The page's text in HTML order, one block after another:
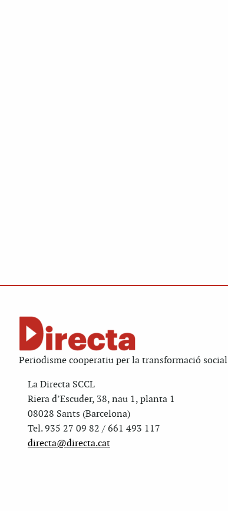
Periodisme cooperatiu per la transformació social
La Directa SCCL
Riera d’Escuder, 38, nau 1, planta 1
08028 Sants (Barcelona)
Tel. 935 27 09 82 / 661 493 117
directa@directa.cat